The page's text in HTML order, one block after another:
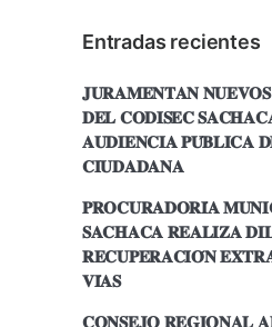
Entradas recientes
𝐉𝐔𝐑𝐀𝐌𝐄𝐍𝐓𝐀𝐍 𝐍𝐔𝐄𝐕𝐎𝐒
𝐃𝐄𝐋 𝐂𝐎𝐃𝐈𝐒𝐄𝐂
𝐀𝐔𝐃𝐈𝐄𝐍𝐂𝐈𝐀 𝐏𝐔́𝐁𝐋𝐈𝐂𝐀
𝐂𝐈𝐔𝐃𝐀𝐃𝐀𝐍𝐀
𝐏𝐑𝐎𝐂𝐔𝐑𝐀𝐃𝐎𝐑𝐈́𝐀
𝐒𝐀𝐂𝐇𝐀𝐂𝐀 𝐑𝐄𝐀𝐋𝐈𝐙𝐀
𝐑𝐄𝐂𝐔𝐏𝐄𝐑𝐀𝐂𝐈𝐎́𝐍
𝐕𝐈́𝐀𝐒
𝐂𝐎𝐍𝐒𝐄𝐉𝐎 𝐑𝐄𝐆𝐈𝐎𝐍𝐀𝐋